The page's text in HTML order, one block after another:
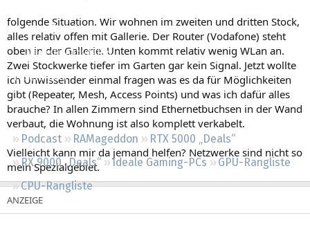
Neue Beiträge
Neueste Aktivitäten
Leserartikel
Regeln
Podcast RAMageddon
RTX 5000 „Deals“
RX 9000 „Deals“
Ideale Gaming-PCs
GPU-Rangliste
CPU-Rangliste
folgende Situation. Wir wohnen im zweiten und dritten Stock,
alles relativ offen mit Gallerie. Der Router (Vodafone) steht
oben in der Gallerie. Unten kommt relativ wenig WLan an.
Zwei Stockwerke tiefer im Garten gar kein Signal. Jetzt wollte
ich Unwissender einmal fragen was es da für Möglichkeiten
gibt (Repeater, Mesh, Access Points) und was ich dafür alles
brauche? In allen Zimmern sind Ethernetbuchsen in der Wand
verbaut, die Wohnung ist also komplett verkabelt.
Vielleicht kann mir da jemand helfen? Netzwerke sind nicht so
mein Spezialgebiet.